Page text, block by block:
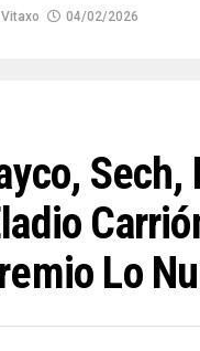
Vitaxo 04/02/2026
Sech,
Lo